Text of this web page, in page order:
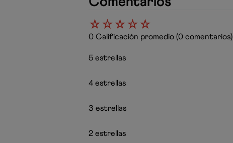
☆☆☆☆☆
0 Calificación promedio (0 comentarios)
5 estrellas
4 estrellas
3 estrellas
2 estrellas